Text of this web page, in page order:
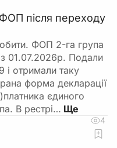
після переходу
ФОП 2-га група
01.07.2026р. Подали
і отримали таку
форма декларації
єдиного
В рестрі…
4